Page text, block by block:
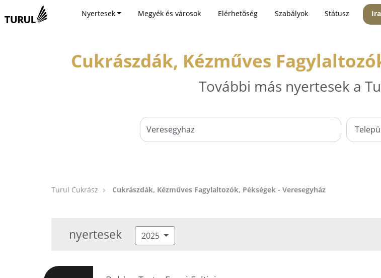
Nyertesek Megyék és városok Elérhetőség Szabályok Státusz
Cukrászdák, Kézműves
További más nyertesek a
Turul Cukrász Cukrászdák, Kézműves Fagylaltozók, Pékségek - Veresegyház
nyertesek 2025